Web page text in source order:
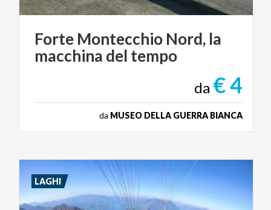
Forte Montecchio Nord, la
macchina del tempo
da € 4
da MUSEO DELLA GUERRA BIANCA
LAGHI